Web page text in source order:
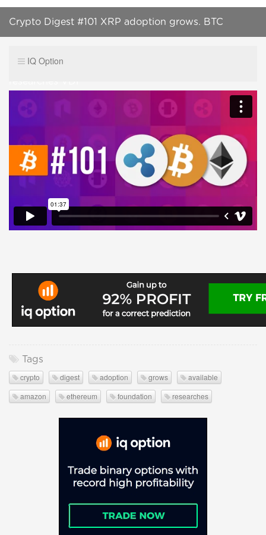
Crypto Digest #101 XRP adoption grows. BTC
IQ Option
Tags
crypto digest adoption grows
available
amazon
ethereum foundation researches